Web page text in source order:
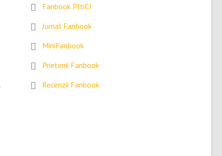
Fanbook PItiCI
Jurnal Fanbook
MiniFanbook
Prietenii Fanbook
Recenzii Fanbook